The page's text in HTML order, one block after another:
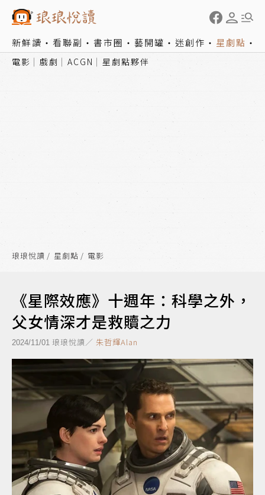
新鮮讀 看聯副 書市圈 藝開罐 迷創作 星劇點
電影 戲劇 ACGN 星劇點夥伴
琅琅悅讀 星劇點 電影
《星際效應》十週年：科學之外，
父女情深才是救贖之力
2024/11/01 琅琅悅讀／ 朱哲輝Alan